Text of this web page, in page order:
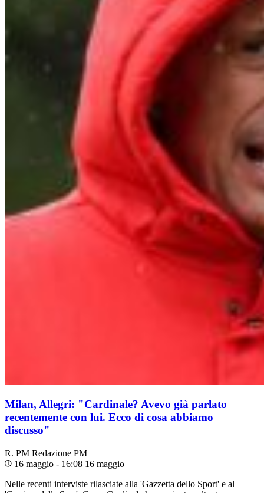
Milan, Allegri: "Cardinale? Avevo già parlato
recentemente con lui. Ecco di cosa abbiamo
discusso"
R. PM Redazione PM
16 maggio - 16:08 16 maggio
Nelle recenti interviste rilasciate alla 'Gazzetta dello Sport' e al